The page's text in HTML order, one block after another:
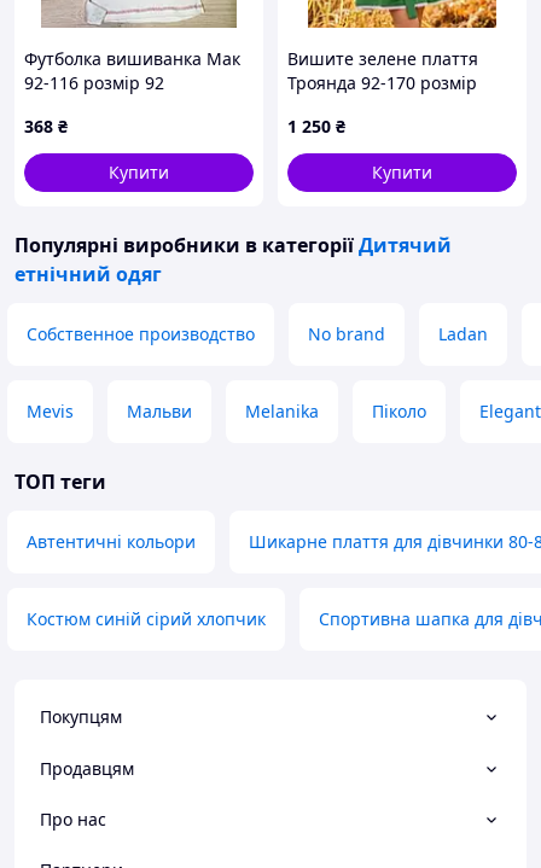
Футболка вишиванка Мак
92-116 розмір 92
368 ₴
Купити
Вишите зелене плаття
Троянда 92-170 розмір
1 250 ₴
Купити
Популярні виробники в категоріїДитячий
етнічний одяг
Собственное производство No brand Ladan
Mevis Мальви Melanika Піколо Elegant
ТОП теги
Автентичні кольори Шикарне плаття для дівчинки 80-
Костюм синій сірий хлопчик Спортивна шапка для
Покупцям
Продавцям
Про нас